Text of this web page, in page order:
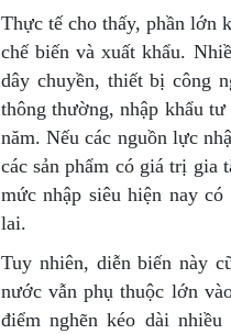
Thực tế cho thấy, phần lớn
chế biến và xuất khẩu.
dây chuyền, thiết bị công
thông thường, nhập khẩu
năm. Nếu các nguồn lực
các sản phẩm có giá trị gia
mức nhập siêu hiện nay
lai.
Tuy nhiên, diễn biến này
nước vẫn phụ thuộc lớn
điểm nghẽn kéo dài